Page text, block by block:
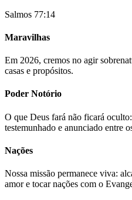
Salmos 77:14
Maravilhas
Em 2026, cremos no agir
casas e propósitos.
Poder Notório
O que Deus fará não ficará
testemunhado e anunciado entre
Nações
Nossa missão permanece viva:
amor e tocar nações com o